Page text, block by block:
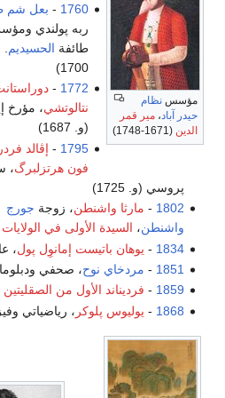
مؤسس
الحسيديم، المفكر
اليهودي،بعل شم
طوڤ(؟-1760)
بعل شم طوڤ
ربه پولندي ومؤسس
الحسيديم. (و.
1772
-دوراستانت
نتالوتشي، مؤرخ إيطالي
1795
-إڤالد فردريش
، زوجةجورج
في الولايات المتحدة رقم 1 (و. 1731)
إمانوِل پول ، عالم نبات نمساوي
، صحفي ودبلوماسي أمريكي (و. 1755)
من الصقليتين(و. 1810)
، رياضياتي وفيزيائي ألماني (و. 1801)